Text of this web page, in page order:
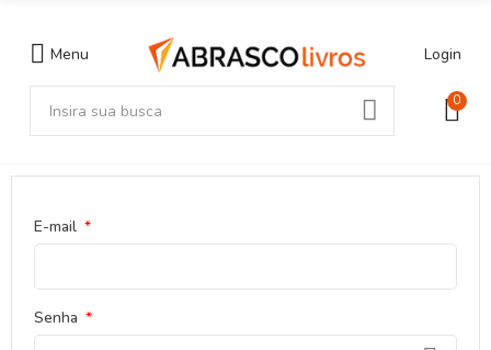
Menu Login
0
E-mail
Senha